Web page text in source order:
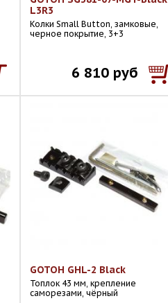
L3R3
Колки Small Button, замковые,
черное покрытие, 3+3
6 810 руб
GOTOH GHL-2 Black
Топлок 43 мм, крепление
саморезами, чёрный